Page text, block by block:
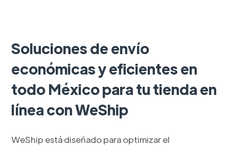
Soluciones de envío
económicas y eficientes en
todo México para tu tienda en
línea con WeShip
WeShip está diseñado para optimizar el